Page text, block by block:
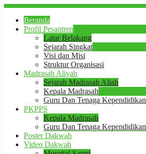
Beranda
Profil Pesantren
Latar Belakang
Sejarah Singkat
Visi dan Misi
Struktur Organisasi
Madrasah Aliyah
Sejarah Madrasah Aliah
Kepala Madrasah
Guru Dan Tenaga Kependidikan
PKPPS
Kepala Madrasah
Guru Dan Tenaga Kependidikan
Poster Dakwah
Video Dakwah